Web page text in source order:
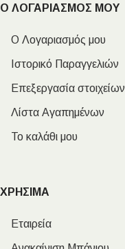
Ο ΛΟΓΑΡΙΑΣΜΟΣ ΜΟΥ
Ο Λογαριασμός μου
Ιστορικό Παραγγελιών
Επεξεργασία στοιχείων
Λίστα Αγαπημένων
Το καλάθι μου
ΧΡΗΣΙΜΑ
Εταιρεία